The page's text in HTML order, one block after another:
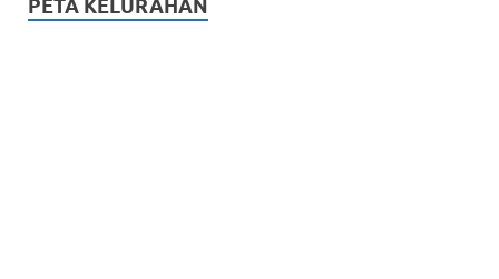
PETA KELURAHAN